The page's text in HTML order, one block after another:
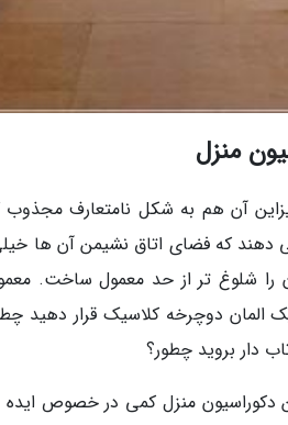
منزل
آن هم به شکل نامتعارف مجذوب
دهند که فضای اتاق نشیمن آن ها
شلوغ تر از حد معمول ساخت.
یک المان دوچرخه کلاسیک قرار
دار بروید چطور؟
دکوراسیون منزل کمی در خصوص ایده